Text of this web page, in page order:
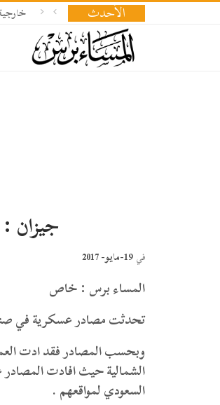
الأحدث
جيزان
في 19-مايو- 2017
المساء برس : خاص
تحدثت مصادر عسكرية في
وبحسب المصادر فقد ادت
الشمالية حيث افادت
السعودي لمواقعهم .